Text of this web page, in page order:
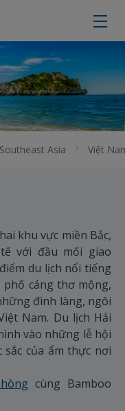
Southeast Asia Việt
khu vực miền Bắc,
với đầu mối giao
du lịch nổi tiếng
phố cảng thơ mộng,
đình làng, ngôi
Nam. Du lịch Hải
vào những lễ hội
của ẩm thực nơi
cùng Bamboo